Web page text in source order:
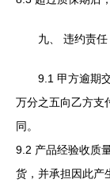
九、 违约责任
9.1 甲方逾期
万分之五向乙方支
同。
9.2 产品经验收质
货，并承担因此产